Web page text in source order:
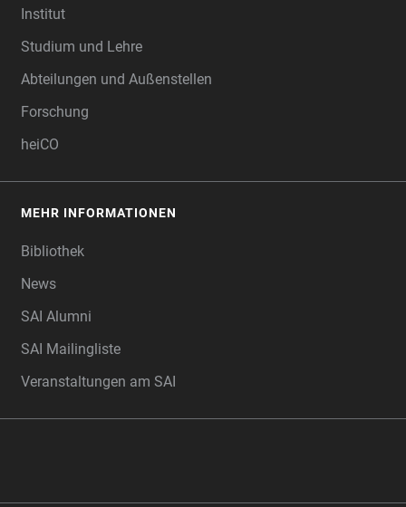
Institut
Studium und Lehre
Abteilungen und Außenstellen
Forschung
heiCO
MEHR INFORMATIONEN
Bibliothek
News
SAI Alumni
SAI Mailingliste
Veranstaltungen am SAI